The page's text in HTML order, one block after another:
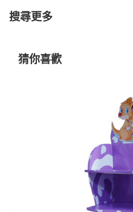
搜尋更多
猜你喜歡